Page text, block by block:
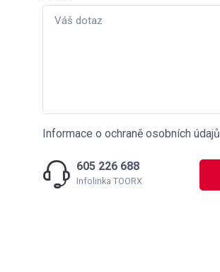
Informace o ochraně osobních údajů
605 226 688
Infolinka TOORX